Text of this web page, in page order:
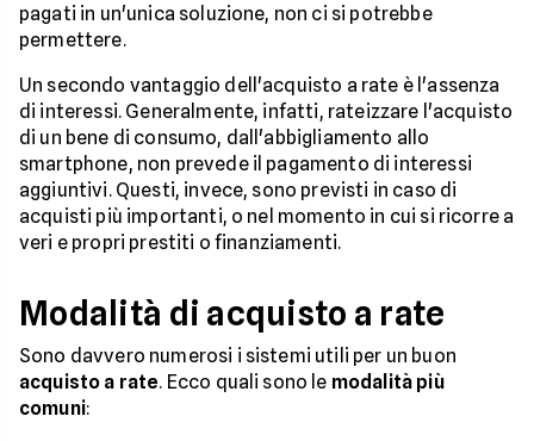
pagati in un'unica soluzione, non ci si potrebbe
permettere.
Un secondo vantaggio dell'acquisto a rate è l'assenza
di interessi. Generalmente, infatti, rateizzare l'acquisto
di un bene di consumo, dall'abbigliamento allo
smartphone, non prevede il pagamento di interessi
aggiuntivi. Questi, invece, sono previsti in caso di
acquisti più importanti, o nel momento in cui si ricorre a
veri e propri prestiti o finanziamenti.
Modalità di acquisto a rate
Sono davvero numerosi i sistemi utili per un buon
acquisto a rate. Ecco quali sono le modalità più
comuni: